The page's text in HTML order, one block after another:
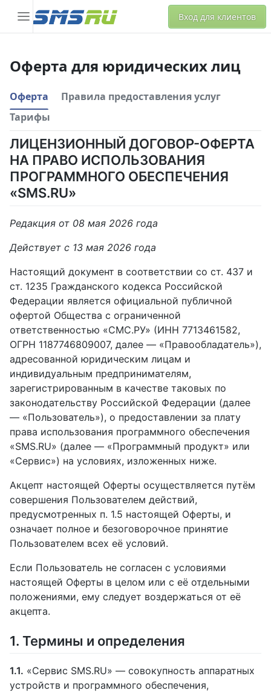
Вход для клиентов
Оферта для юридических лиц
Оферта
Правила предоставления услуг
Тарифы
ЛИЦЕНЗИОННЫЙ ДОГОВОР-ОФЕРТА
НА ПРАВО ИСПОЛЬЗОВАНИЯ
ПРОГРАММНОГО ОБЕСПЕЧЕНИЯ
«SMS.RU»
Редакция от 08 мая 2026 года
Действует с 13 мая 2026 года
Настоящий документ в соответствии со ст. 437 и
ст. 1235 Гражданского кодекса Российской
Федерации является официальной публичной
офертой Общества с ограниченной
ответственностью «СМС.РУ» (ИНН 7713461582,
ОГРН 1187746809007, далее — «Правообладатель»),
адресованной юридическим лицам и
индивидуальным предпринимателям,
зарегистрированным в качестве таковых по
законодательству Российской Федерации (далее
— «Пользователь»), о предоставлении за плату
права использования программного обеспечения
«SMS.RU» (далее — «Программный продукт» или
«Сервис») на условиях, изложенных ниже.
Акцепт настоящей Оферты осуществляется путём
совершения Пользователем действий,
предусмотренных п. 1.5 настоящей Оферты, и
означает полное и безоговорочное принятие
Пользователем всех её условий.
Если Пользователь не согласен с условиями
настоящей Оферты в целом или с её отдельными
положениями, ему следует воздержаться от её
акцепта.
1. Термины и определения
1.1. «Сервис SMS.RU» — совокупность аппаратных
устройств и программного обеспечения,